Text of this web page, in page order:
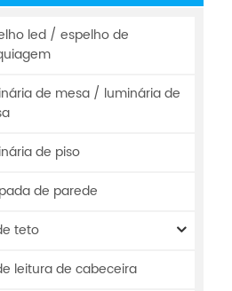
led / espelho de
de mesa / luminária de
de piso
de parede
teto
leitura de cabeceira